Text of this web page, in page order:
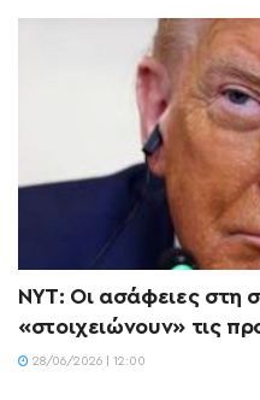
NYT: Οι ασάφειες στη
«στοιχειώνουν» τις
28/06/2026 | 12:00